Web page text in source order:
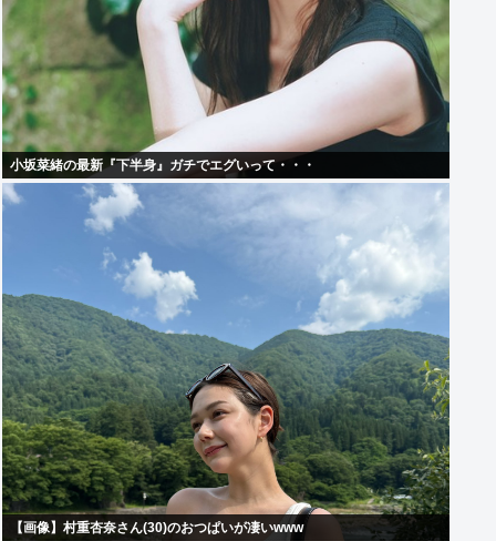
小坂菜緒の最新『下半身』ガチでエグいって・・・
【画像】村重杏奈さん(30)のおつぱいが凄いwww